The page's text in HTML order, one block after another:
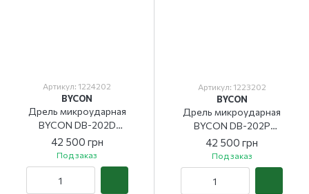
Артикул: 1224202
BYCON
Дрель микроударная
BYCON DB-202D
(безщеточная)
42 500 грн
Под заказ
Артикул: 1223202
BYCON
Дрель микроударная
BYCON DB-202Р
(безщеточная)
42 500 грн
Под заказ